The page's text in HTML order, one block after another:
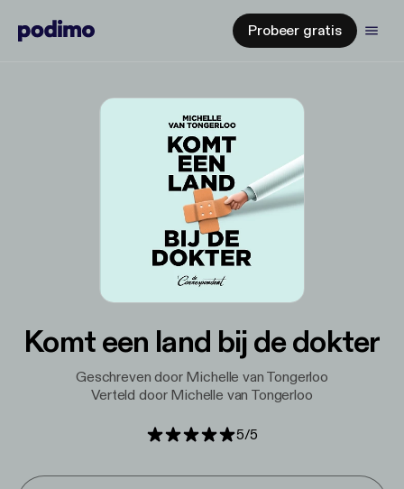
Probeer gratis
Komt een land bij de dokter
Geschreven door Michelle van Tongerloo
Verteld door Michelle van Tongerloo
5/5